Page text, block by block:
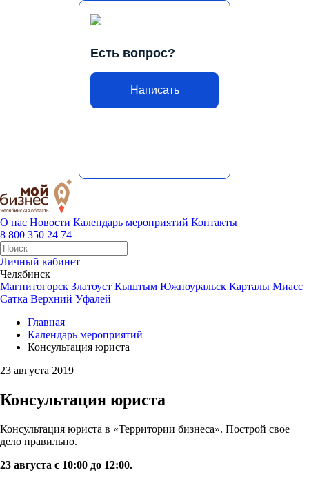
Есть вопрос?
Написать
О нас Новости Календарь мероприятий Контакты
8 800 350 24 74
Личный кабинет
Челябинск
Магнитогорск Златоуст Кыштым Южноуральск Карталы Миасс
Сатка Верхний Уфалей
Главная
Календарь мероприятий
Консультация юриста
23 августа 2019
Консультация юриста
Консультация юриста в «Территории бизнеса». Построй свое
дело правильно.
23 августа с 10:00 до 12:00.